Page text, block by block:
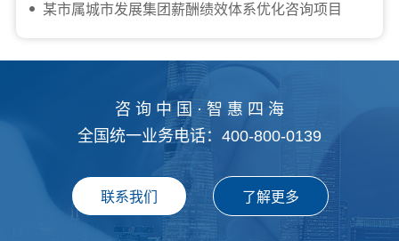
某市属城市发展集团薪酬绩效体系优化咨询项目
咨 询 中 国 · 智 惠 四 海
全国统一业务电话：400-800-0139